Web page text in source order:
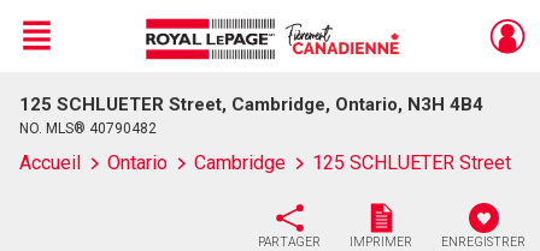
Live
En Direct
Menu
125 SCHLUETER Street, Cambridge, Ontario, N3H 4B4
NO. MLS® 40790482
Accueil Ontario Cambridge 125 SCHLUETER Street
PARTAGER IMPRIMER ENREGISTRER